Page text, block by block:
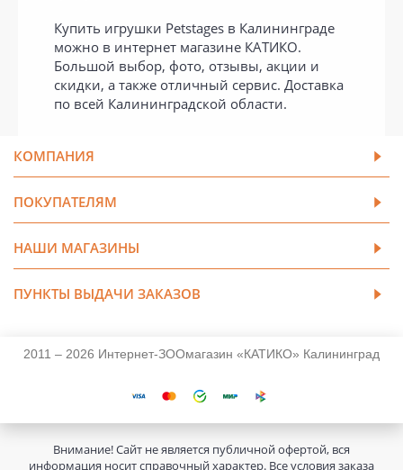
Купить игрушки Petstages в Калининграде
можно в интернет магазине КАТИКО.
Большой выбор, фото, отзывы, акции и
скидки, а также отличный сервис. Доставка
по всей Калининградской области.
КОМПАНИЯ
ПОКУПАТЕЛЯМ
НАШИ МАГАЗИНЫ
ПУНКТЫ ВЫДАЧИ ЗАКАЗОВ
2011 – 2026 Интернет-ЗООмагазин «КАТИКО» Калининград
Внимание! Сайт не является публичной офертой, вся
информация носит справочный характер. Все условия заказа